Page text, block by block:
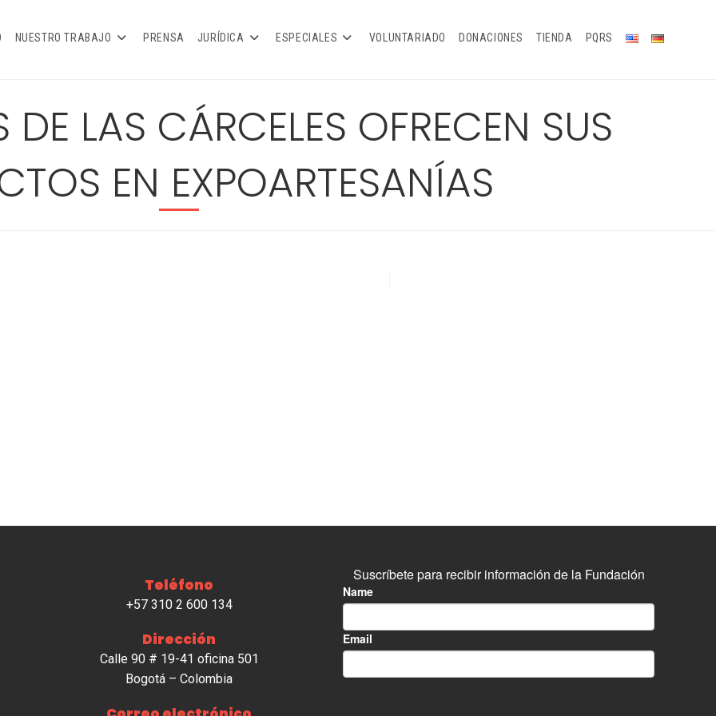
NUESTRO TRABAJO PRENSA JURÍDICA ESPECIALES VOLUNTARIADO DONACIONES TIENDA PQRS
DE LAS CÁRCELES OFRECEN SUS
EN EXPOARTESANÍAS
Teléfono
+57 310 2 600 134
Dirección
Calle 90 # 19-41 oficina 501
Bogotá – Colombia